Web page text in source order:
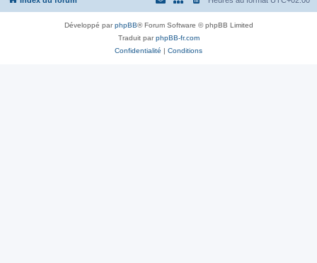
h
Développé parphpBB® Forum Software © phpBB Limited
Traduit parphpBB-fr.com
Confidentialité | Conditions